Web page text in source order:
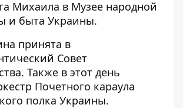
Михаила в Музее народной
и быта Украины.
принята в
Совет
Также в этот день
Почетного караула
полка Украины.